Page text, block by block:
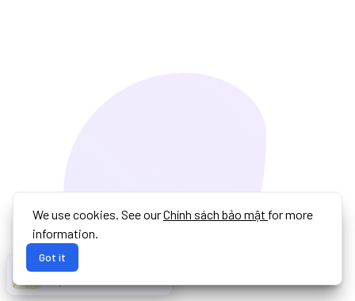
We use cookies. See ourChính sách bảo mật for more
information.
Got it